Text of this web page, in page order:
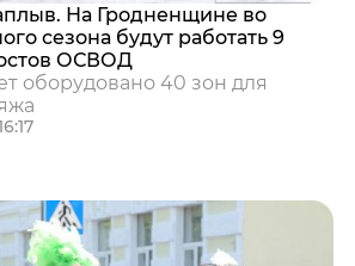
На Гродненщине во
сезона будут работать 9
ОСВОД
оборудовано 40 зон для